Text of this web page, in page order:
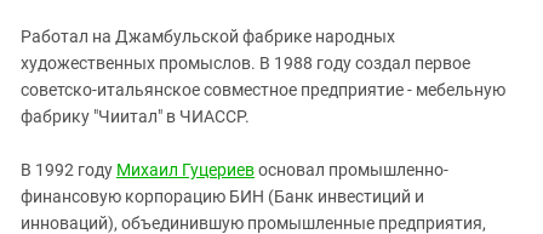
Российская Федерация
Ростовская область
Ставропольский край
Чечня
Работал на Джамбульской фабрике народных
художественных промыслов. В 1988 году создал первое
советско-итальянское совместное предприятие - мебельную
фабрику "Чиитал" в ЧИАССР.
В 1992 году Михаил Гуцериевосновал промышленно-
финансовую корпорацию БИН (Банк инвестиций и
инноваций), объединившую промышленные предприятия,